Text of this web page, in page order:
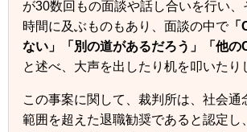
が30数回もの面談や話し合いを行い
時間に及ぶものもあり、面談の中で「
ない」「別の道があるだろう」「他の
と述べ、大声を出したり机を叩いたり
この事案に関して、裁判所は、社会通
範囲を超えた退職勧奨であると認定し